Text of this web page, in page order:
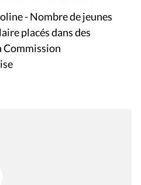
- Nombre de jeunes
placés dans des
Commission